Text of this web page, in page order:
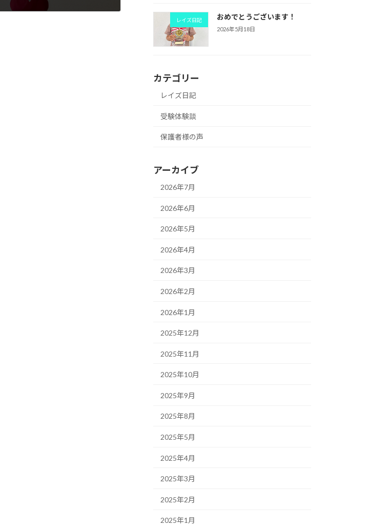
レイズ日記 おめでとうございます！
2026年5月18日
カテゴリー
レイズ日記
受験体験談
保護者様の声
アーカイブ
2026年7月
2026年6月
2026年5月
2026年4月
2026年3月
2026年2月
2026年1月
2025年12月
2025年11月
2025年10月
2025年9月
2025年8月
2025年5月
2025年4月
2025年3月
2025年2月
2025年1月